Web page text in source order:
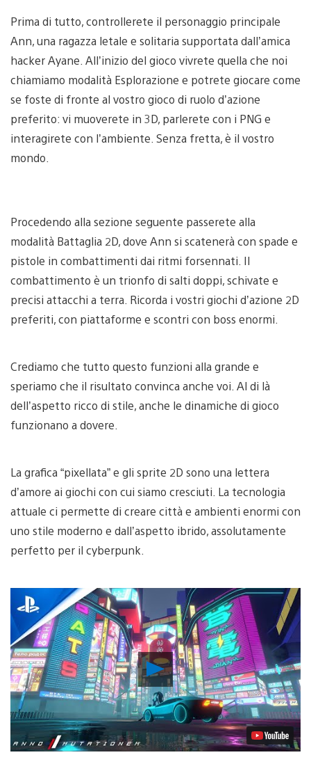
Prima di tutto, controllerete il personaggio principale
Ann, una ragazza letale e solitaria supportata dall’amica
hacker Ayane. All’inizio del gioco vivrete quella che noi
chiamiamo modalità Esplorazione e potrete giocare come
se foste di fronte al vostro gioco di ruolo d’azione
preferito: vi muoverete in 3D, parlerete con i PNG e
interagirete con l’ambiente. Senza fretta, è il vostro
mondo.
Procedendo alla sezione seguente passerete alla
modalità Battaglia 2D, dove Ann si scatenerà con spade e
pistole in combattimenti dai ritmi forsennati. Il
combattimento è un trionfo di salti doppi, schivate e
precisi attacchi a terra. Ricorda i vostri giochi d’azione 2D
preferiti, con piattaforme e scontri con boss enormi.
Crediamo che tutto questo funzioni alla grande e
speriamo che il risultato convinca anche voi. Al di là
dell’aspetto ricco di stile, anche le dinamiche di gioco
funzionano a dovere.
La grafica “pixellata” e gli sprite 2D sono una lettera
d’amore ai giochi con cui siamo cresciuti. La tecnologia
attuale ci permette di creare città e ambienti enormi con
uno stile moderno e dall’aspetto ibrido, assolutamente
perfetto per il cyberpunk.
Riproduci
video